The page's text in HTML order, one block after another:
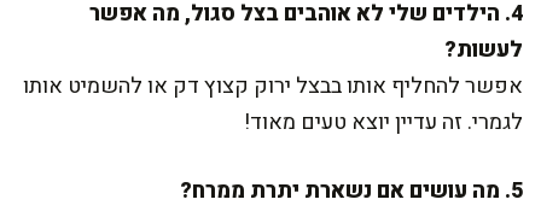
4. הילדים שלי לא אוהבים בצל סגול, מה אפשר
לעשות?
אפשר להחליף אותו בבצל ירוק קצוץ דק או להשמיט אותו
לגמרי. זה עדיין יוצא טעים מאוד!
5. מה עושים אם נשארת יתרת ממרח?